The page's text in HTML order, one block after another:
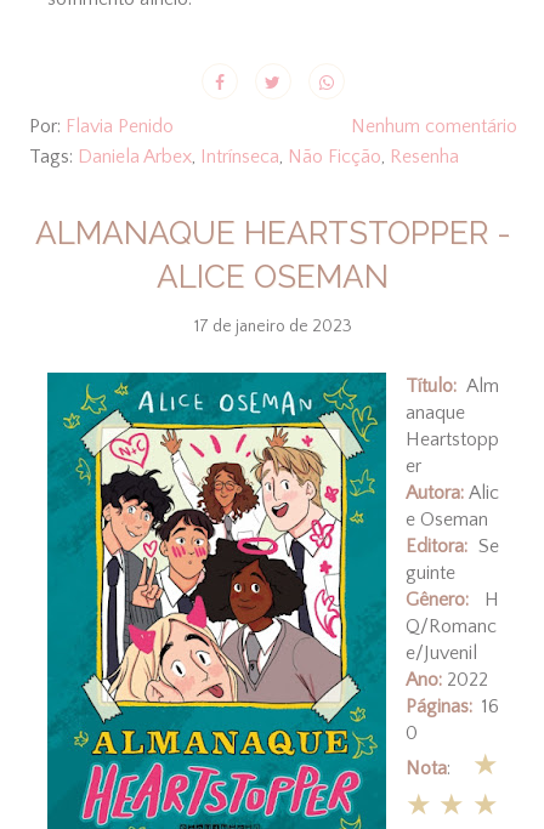
Por: Flavia Penido
Nenhum comentário
Tags: Daniela Arbex, Intrínseca, Não Ficção, Resenha
ALMANAQUE HEARTSTOPPER -
ALICE OSEMAN
17 de janeiro de 2023
Título:Alm
anaque
Heartstopp
er
Autora:Alic
e Oseman
Editora:Se
guinte
Gênero:
H
Q/Romanc
e/Juvenil
Ano:2022
Páginas:16
0
Nota:
★
★★★